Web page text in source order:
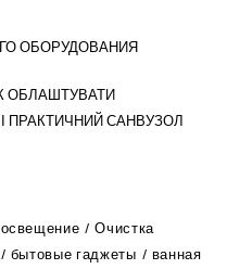
ОБОРУДОВАНИЯ
ОБЛАШТУВАТИ
ПРАКТИЧНИЙ САНВУЗОЛ
Очистка
бытовые гаджеты
ванная